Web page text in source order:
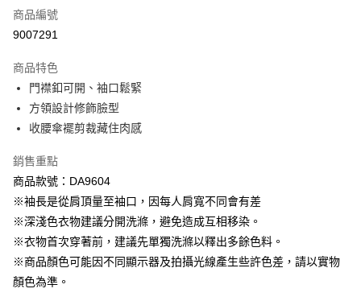
萊爾富取貨付款
付款後萊爾富取貨
每筆NT$60，滿NT$1,000(含以上)免運費
7-11取貨付款
每筆NT$60，滿NT$1,000(含以上)免運費
付款後7-11取貨
每筆NT$60，滿NT$1,000(含以上)免運費
宅配
每筆NT$120，滿NT$1,000(含以上)免運費
付款後門市自取
商品編號
9007291
商品特色
門襟釦可開、袖口鬆緊
方領設計修飾臉型
收腰傘襬剪裁藏住肉感
銷售重點
商品款號：DA9604
※袖長是從肩頂量至袖口，因每人肩寬不同會有差
※深淺色衣物建議分開洗滌，避免造成互相移染。
※衣物首次穿著前，建議先單獨洗滌以釋出多餘色料。
※商品顏色可能因不同顯示器及拍攝光線產生些許色差，請以實物
顏色為準。